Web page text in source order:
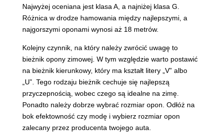
Najwyżej oceniana jest klasa A, a najniżej klasa G.
Różnica w drodze hamowania między najlepszymi, a
najgorszymi oponami wynosi aż 18 metrów.
Kolejny czynnik, na który należy zwrócić uwagę to
bieżnik opony zimowej. W tym względzie warto postawić
na bieżnik kierunkowy, który ma kształt litery „V” albo
„U”. Tego rodzaju bieżnik cechuje się najlepszą
przyczepnością, wobec czego są idealne na zimę.
Ponadto należy dobrze wybrać rozmiar opon. Odłóż na
bok efektowność czy modę i wybierz rozmiar opon
zalecany przez producenta twojego auta.